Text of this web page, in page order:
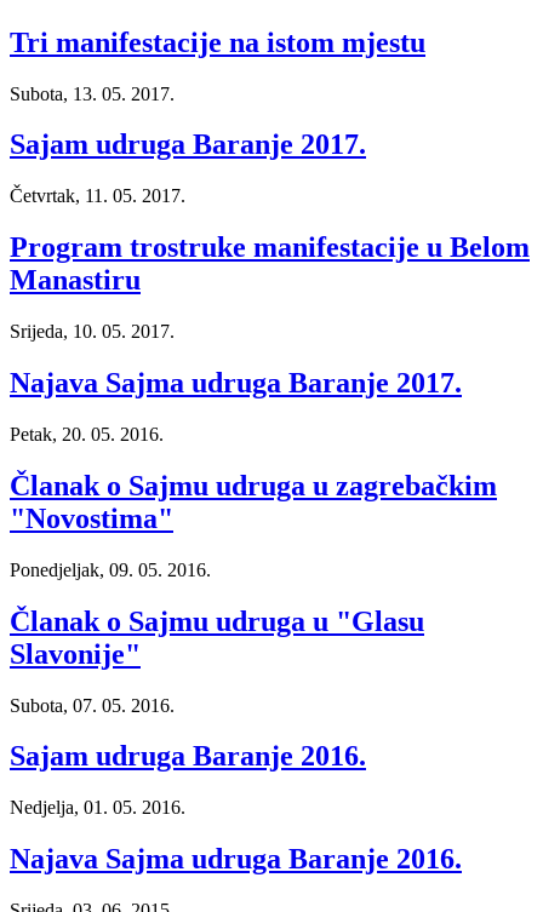
Tri manifestacije na istom mjestu
Subota, 13. 05. 2017.
Sajam udruga Baranje 2017.
Četvrtak, 11. 05. 2017.
Program trostruke manifestacije u Belom
Manastiru
Srijeda, 10. 05. 2017.
Najava Sajma udruga Baranje 2017.
Petak, 20. 05. 2016.
Članak o Sajmu udruga u zagrebačkim
"Novostima"
Ponedjeljak, 09. 05. 2016.
Članak o Sajmu udruga u "Glasu
Slavonije"
Subota, 07. 05. 2016.
Sajam udruga Baranje 2016.
Nedjelja, 01. 05. 2016.
Najava Sajma udruga Baranje 2016.